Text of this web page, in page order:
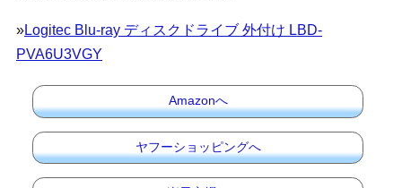
»Logitec Blu-ray ディスクドライブ 外付け LBD-
PVA6U3VGY
Amazonへ
ヤフーショッピングへ